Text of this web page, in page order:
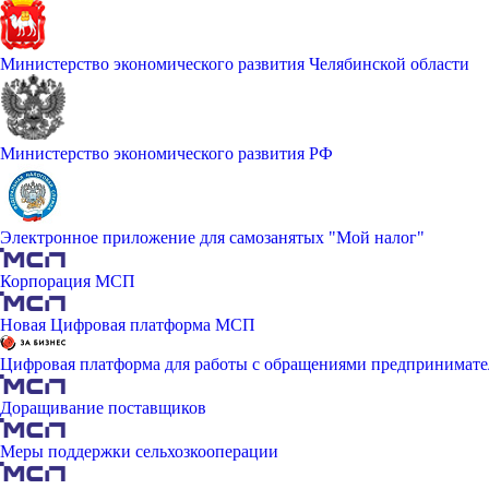
Министерство экономического развития Челябинской области
Министерство экономического развития РФ
Электронное приложение для самозанятых "Мой налог"
Корпорация МСП
Новая Цифровая платформа МСП
Цифровая платформа для работы с обращениями
Доращивание поставщиков
Меры поддержки сельхозкооперации